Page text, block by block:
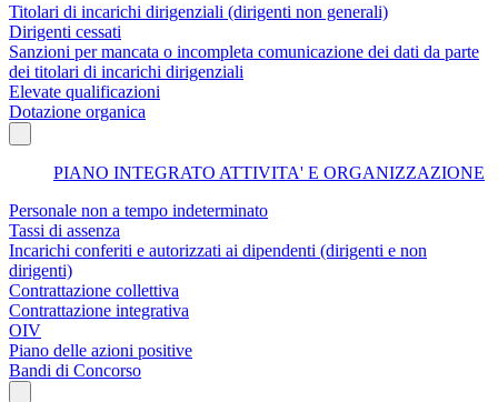
Titolari di incarichi dirigenziali (dirigenti non generali)
Dirigenti cessati
Sanzioni per mancata o incompleta comunicazione dei dati da parte
dei titolari di incarichi dirigenziali
Elevate qualificazioni
Dotazione organica
PIANO INTEGRATO ATTIVITA' E ORGANIZZAZIONE
Personale non a tempo indeterminato
Tassi di assenza
Incarichi conferiti e autorizzati ai dipendenti (dirigenti e non
dirigenti)
Contrattazione collettiva
Contrattazione integrativa
OIV
Piano delle azioni positive
Bandi di Concorso